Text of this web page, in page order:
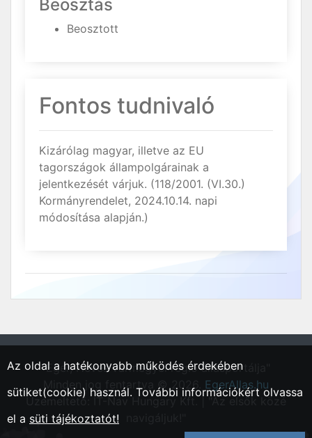
Beosztás
Beosztott
Fontos tudnivaló
Kizárólag magyar, illetve az EU
tagországok állampolgárainak a
jelentkezését várjuk. (118/2001. (VI.30.)
Kormányrendelet, 2024.10.14. napi
módosítása alapján.)
"Eger, Heves vármegyei régió állásportálja"
Minden jog fentartva © 2026. EgerAllas.hu
Üzemeltető: IT-Nav Hungary Kft. | "Az elsők közé
Az oldal a hatékonyabb működés érdekében
sütiket(cookie) használ. További információkért olvassa
el a süti tájékoztatót!